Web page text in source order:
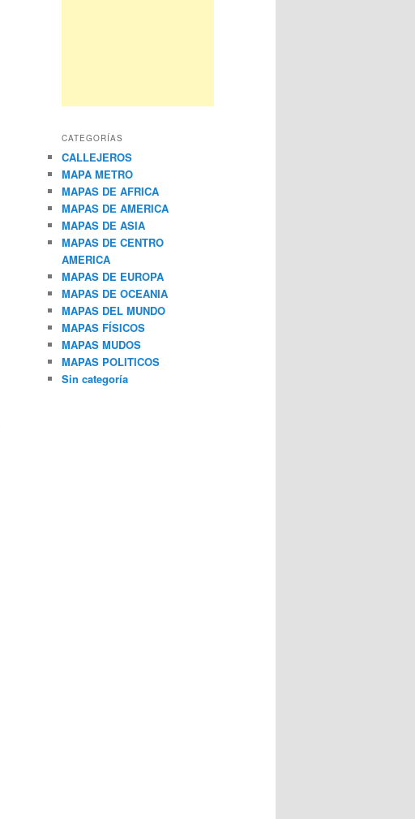
CATEGORÍAS
CALLEJEROS
MAPA METRO
MAPAS DE AFRICA
MAPAS DE AMERICA
MAPAS DE ASIA
MAPAS DE CENTRO
AMERICA
MAPAS DE EUROPA
MAPAS DE OCEANIA
MAPAS DEL MUNDO
MAPAS FÍSICOS
MAPAS MUDOS
MAPAS POLITICOS
Sin categoría